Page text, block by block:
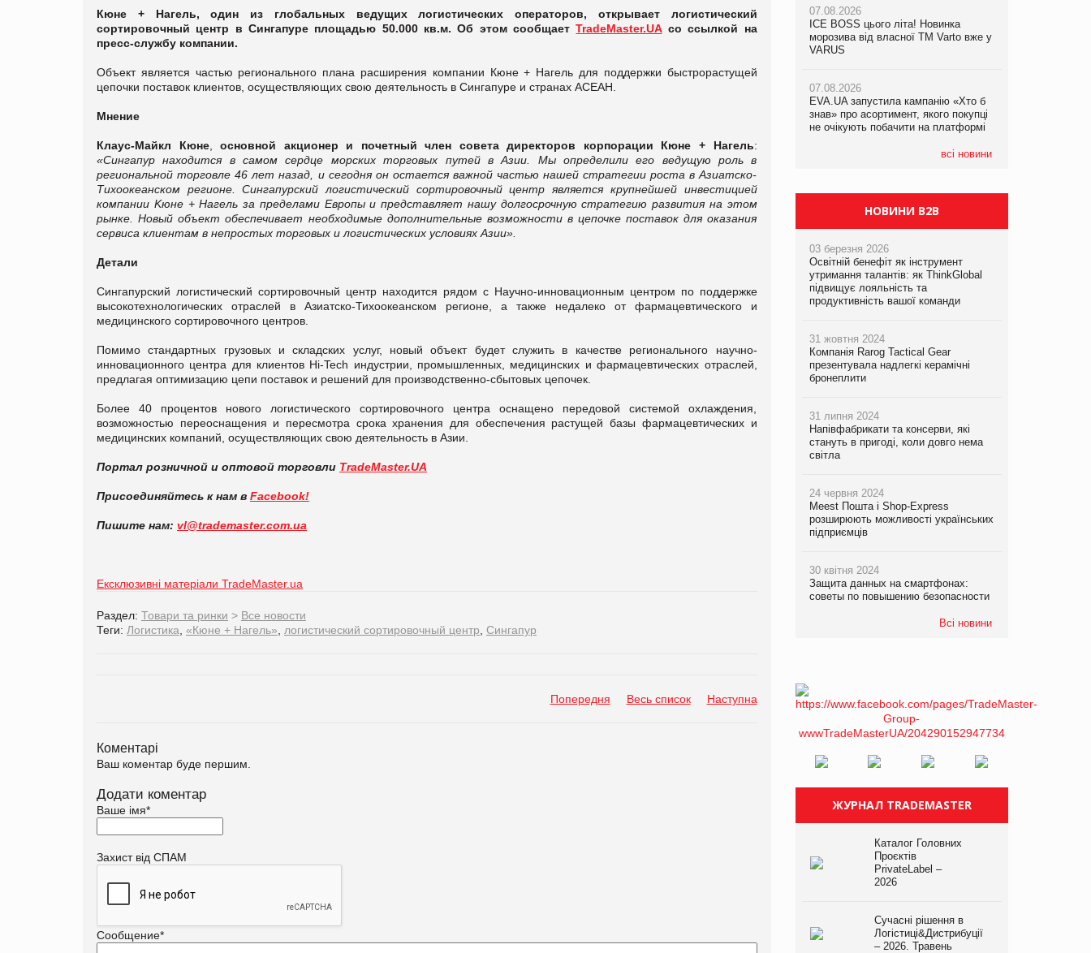
Кюне + Нагель, один из глобальных ведущих логистических операторов, открывает логистический
сортировочный центр в Сингапуре площадью 50.000 кв.м. Об этом сообщаетTradeMaster.UAсо ссылкой на
пресс-службу компании.
Объект является частью регионального плана расширения компании Кюне + Нагель для поддержки быстрорастущей
цепочки поставок клиентов, осуществляющих свою деятельность в Сингапуре и странах АСЕАН.
Мнение
Клаус-Майкл Кюне,основной акционер и почетный член совета директоров корпорации Кюне + Нагель:
«Cингапур находится в самом сердце морских торговых путей в Азии. Мы определили его ведущую роль в
региональной торговле 46 лет назад, и сегодня он остается важной частью нашей стратегии роста в Азиатско-
Тихоокеанском регионе. Сингапурский логистический сортировочный центр является крупнейшей инвестицией
компании Kюне + Нагель за пределами Европы и представляет нашу долгосрочную стратегию развития на этом
рынке. Новый объект обеспечивает необходимые дополнительные возможности в цепочке поставок для оказания
сервиса клиентам в непростых торговых и логистических условиях Азии».
Детали
Сингапурский логистический сортировочный центр находится рядом с Научно-инновационным центром по поддержке
высокотехнологических отраслей в Азиатско-Тихоокеанском регионе, а также недалеко от фармацевтического и
медицинского сортировочного центров.
Помимо стандартных грузовых и складских услуг, новый объект будет служить в качестве регионального научно-
инновационного центра для клиентов Hi-Tech индустрии, промышленных, медицинских и фармацевтических отраслей,
предлагая оптимизацию цепи поставок и решений для производственно-сбытовых цепочек.
Более 40 процентов нового логистического сортировочного центра оснащено передовой cистемой охлаждения,
возможностью переоснащения и пересмотра срока хранения для обеспечения растущей базы фармацевтических и
медицинских компаний, осуществляющих свою деятельность в Азии.
Портал розничной и оптовой торговли TradeMaster.UA
Присоединяйтесь к нам в Facebook!
Пишите нам: vl@trademaster.com.ua
Ексклюзивні матеріали TradeMaster.ua
Раздел: Товари та ринки > Все новости
Теги: Логистика «Кюне + Нагель» логистический сортировочный центр Сингапур
Попередня Весь список Наступна
Коментарі
Ваш коментар буде першим.
Додати коментар
Ваше імя*
Захист від СПАМ
Сообщение*
07.08.2026
ICE BOSS цього літа! Новинка
морозива від власної ТМ Varto вже у
VARUS
07.08.2026
EVA.UA запустила кампанію «Хто б
знав» про асортимент, якого покупці
не очікують побачити на платформі
всі новини
07.08.2026
ICE BOSS цього літа! Новинка
морозива від власної ТМ Varto вже у
VARUS
07.08.2026
EVA.UA запустила кампанію «Хто б
знав» про асортимент, якого покупці
не очікують побачити на платформі
07.08.2026
Франція заборонила рекламні дзвінки
НОВИНИ B2B
03 березня 2026
Освітній бенефіт як інструмент
утримання талантів: як ThinkGlobal
підвищує лояльність та
продуктивність вашої команди
31 жовтня 2024
Компанія Rarog Tactical Gear
презентувала надлегкі керамічні
бронеплити
31 липня 2024
Напівфабрикати та консерви, які
стануть в пригоді, коли довго нема
світла
24 червня 2024
Meest Пошта і Shop-Express
розширюють можливості українських
підприємців
30 квітня 2024
Защита данных на смартфонах:
советы по повышению безопасности
Всі новини
ЖУРНАЛ TRADEMASTER
Каталог Головних
Проєктів
PrivateLabel –
2026
Сучасні рішення в
Логістиці&Дистрибуції
– 2026. Травень